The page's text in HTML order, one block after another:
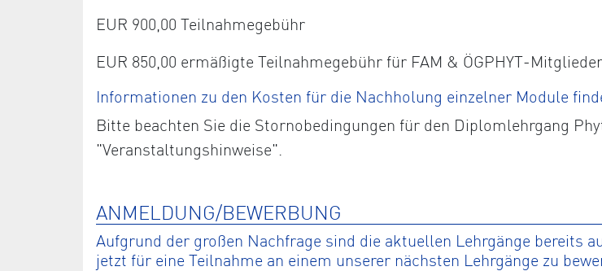
EUR 900,00 Teilnahmegebühr
EUR 850,00 ermäßigte Teilnahmegebühr für FAM & ÖGPHYT-Mitglieder
Informationen zu den Kosten für die Nachholung einzelner Module
Bitte beachten Sie die Stornobedingungen für den Diplomlehrgang
"Veranstaltungshinweise".
ANMELDUNG/BEWERBUNG
Aufgrund der großen Nachfrage sind die aktuellen Lehrgänge bereits
jetzt für eine Teilnahme an einem unserer nächsten Lehrgänge zu